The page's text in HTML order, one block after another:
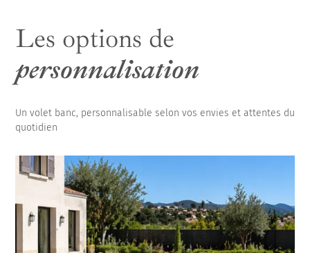
Les options de
personnalisation
Un volet banc, personnalisable selon vos envies et attentes du
quotidien